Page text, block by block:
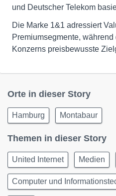
und Deutscher Telekom
Die Marke 1&1 adressiert
Premiumsegmente,
Konzerns preisbewusste
Orte in dieser Story
Hamburg Montabaur
Themen in dieser Story
United Internet Medien
Computer und